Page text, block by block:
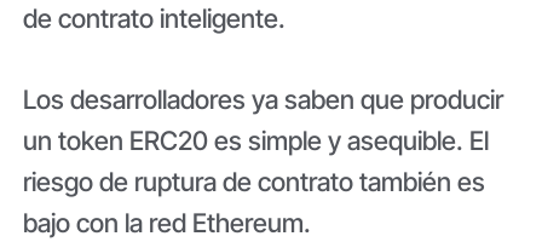
de contrato inteligente.
Los desarrolladores ya saben que producir
un token ERC20 es simple y asequible. El
riesgo de ruptura de contrato también es
bajo con la red Ethereum.